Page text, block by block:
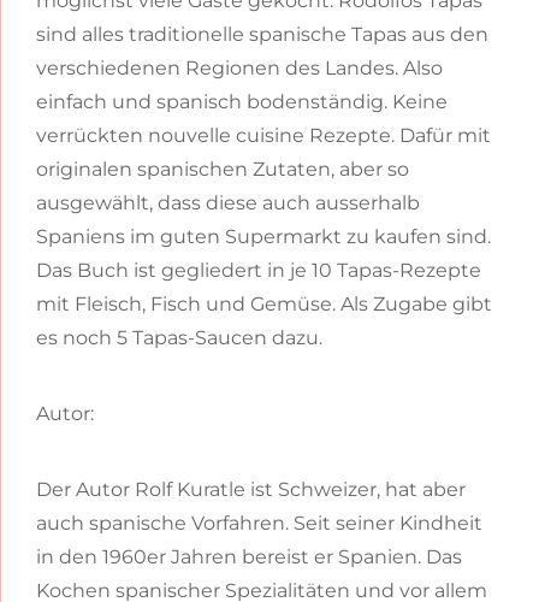
sind alles traditionelle spanische Tapas aus den
verschiedenen Regionen des Landes. Also
einfach und spanisch bodenständig. Keine
verrückten nouvelle cuisine Rezepte. Dafür mit
originalen spanischen Zutaten, aber so
ausgewählt, dass diese auch ausserhalb
Spaniens im guten Supermarkt zu kaufen sind.
Das Buch ist gegliedert in je 10 Tapas-Rezepte
mit Fleisch, Fisch und Gemüse. Als Zugabe gibt
es noch 5 Tapas-Saucen dazu.
Autor:
Der Autor Rolf Kuratle ist Schweizer, hat aber
auch spanische Vorfahren. Seit seiner Kindheit
in den 1960er Jahren bereist er Spanien. Das
Kochen spanischer Spezialitäten und vor allem